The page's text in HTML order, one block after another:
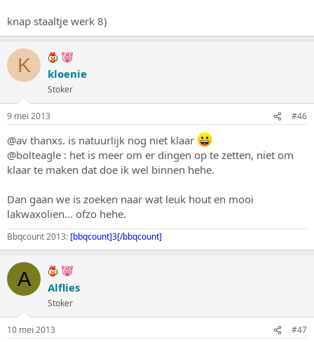
knap staaltje werk 8)
K kloenie
Stoker
9 mei 2013 #46
@av thanxs. is natuurlijk nog niet klaar
@bolteagle : het is meer om er dingen op te zetten, niet om
klaar te maken dat doe ik wel binnen hehe.
Dan gaan we is zoeken naar wat leuk hout en mooi
lakwaxolien... ofzo hehe.
Bbqcount 2013: [bbqcount]3[/bbqcount]
A Alflies
Stoker
10 mei 2013 #47